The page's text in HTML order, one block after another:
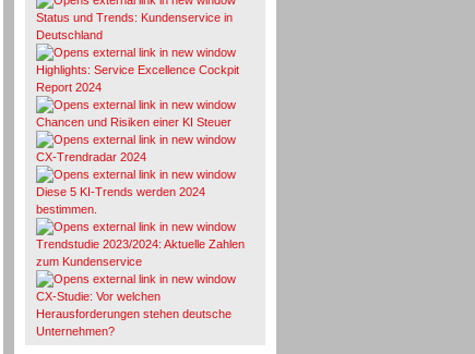
Status und Trends: Kundenservice in
Deutschland
Highlights: Service Excellence Cockpit
Report 2024
Chancen und Risiken einer KI Steuer
CX-Trendradar 2024
Diese 5 KI-Trends werden 2024
bestimmen.
Trendstudie 2023/2024: Aktuelle Zahlen
zum Kundenservice
CX-Studie: Vor welchen
Herausforderungen stehen deutsche
Unternehmen?